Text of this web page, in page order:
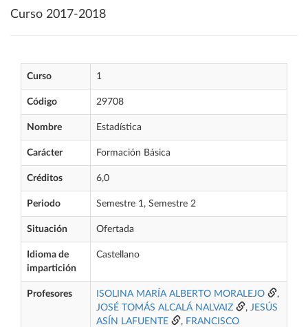
Curso 2017-2018
Curso 1
Código 29708
Nombre Estadística
Carácter Formación Básica
Créditos 6,0
Periodo Semestre 1, Semestre 2
Situación Ofertada
Idioma de
impartición
Castellano
Profesores ISOLINA MARÍA ALBERTO MORALEJO
,
JOSÉ TOMÁS ALCALÁ NALVAIZ
, JESÚS
ASÍN LAFUENTE
, FRANCISCO